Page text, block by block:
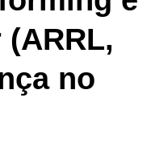
no